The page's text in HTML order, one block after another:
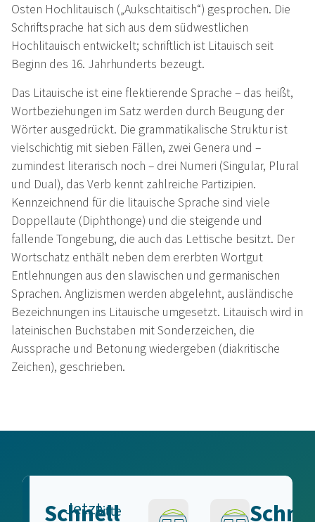
Osten Hochlitauisch („Aukschtaitisch“) gesprochen. Die
Schriftsprache hat sich aus dem südwestlichen
Hochlitauisch entwickelt; schriftlich ist Litauisch seit
Beginn des 16. Jahrhunderts bezeugt.
Das Litauische ist eine flektierende Sprache – das heißt,
Wortbeziehungen im Satz werden durch Beugung der
Wörter ausgedrückt. Die grammatikalische Struktur ist
vielschichtig mit sieben Fällen, zwei Genera und –
zumindest literarisch noch – drei Numeri (Singular, Plural
und Dual), das Verb kennt zahlreiche Partizipien.
Kennzeichnend für die litauische Sprache sind viele
Doppellaute (Diphthonge) und die steigende und
fallende Tongebung, die auch das Lettische besitzt. Der
Wortschatz enthält neben dem ererbten Wortgut
Entlehnungen aus den slawischen und germanischen
Sprachen. Anglizismen werden abgelehnt, ausländische
Bezeichnungen ins Litauische umgesetzt. Litauisch wird in
lateinischen Buchstaben mit Sonderzeichen, die
Aussprache und Betonung wiedergeben (diakritische
Zeichen), geschrieben.
Schnell
JetztBitte